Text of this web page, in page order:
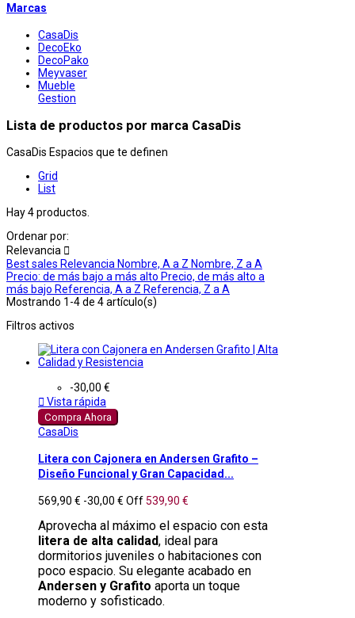
Marcas
CasaDis
DecoEko
DecoPako
Meyvaser
Mueble
Gestion
Lista de productos por marca CasaDis
CasaDis Espacios que te definen
Grid
List
Hay 4 productos.
Ordenar por:
Relevancia 
Best sales Relevancia Nombre, A a Z Nombre, Z a A
Precio: de más bajo a más alto Precio, de más alto a
más bajo Referencia, A a Z Referencia, Z a A
Mostrando 1-4 de 4 artículo(s)
Filtros activos
-30,00 €
 Vista rápida
Compra Ahora
CasaDis
Litera con Cajonera en Andersen Grafito –
Diseño Funcional y Gran Capacidad...
569,90 € -30,00 € Off539,90 €
Aprovecha al máximo el espacio con esta
litera de alta calidad, ideal para
dormitorios juveniles o habitaciones con
poco espacio. Su elegante acabado en
Andersen y Grafito aporta un toque
moderno y sofisticado.